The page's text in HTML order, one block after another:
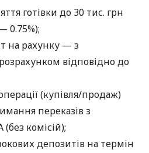
готівки до 30 тис. грн
0.75%);
на рахунку — з
відповідно до
(купівля/продаж)
переказів з
(без комісій);
депозитів на термін